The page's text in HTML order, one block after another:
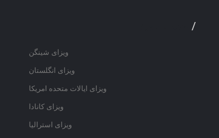
/
ویزای شینگن
ویزای انگلستان
ویزای ایالات متحده امریکا
ویزای کانادا
ویزای استرالیا